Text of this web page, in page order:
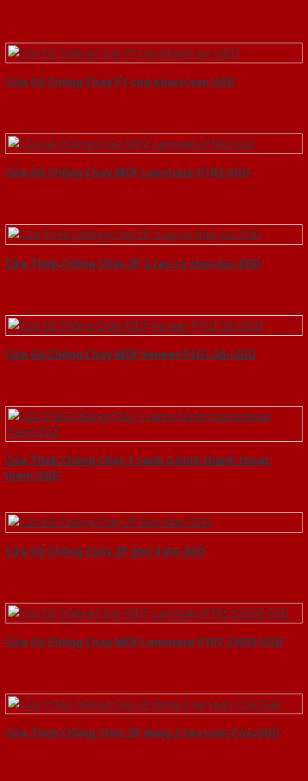
Cửa Gỗ Chống Cháy P1 cho khach san-SGD
Cửa Gỗ Chống Cháy MDF Laminate P1R2-SGD
Cửa Thép Chống Cháy 2P 2 tay co thuy luc-SGD
Cửa Gỗ Chống Cháy MDF Veneer P1G1 Sồi-SGD
Cửa Thép Chống Cháy 1 canh o kinh thanh thoat
hiem-SGD
Cửa Gỗ Chống Cháy 2P Sơn Xám-SGD
Cửa Gỗ Chống Cháy MDF Laminate P1R2 23029-SGD
Cửa Thép Chống Cháy 2P dung 2 tay nam Cửa-SGD